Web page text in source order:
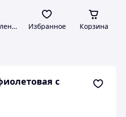
Избранное Корзина
с